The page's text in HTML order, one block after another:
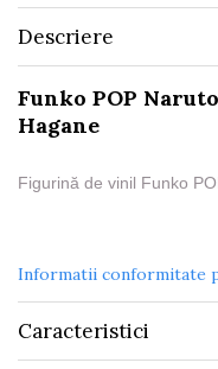
Descriere
Funko POP
Hagane
Figurină de vinil Funko
Informatii conformitate
Caracteristici